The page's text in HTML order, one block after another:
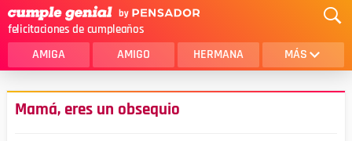
felicitaciones de cumpleaños
AMIGA AMIGO HERMANA MÁS
MAMA
AMOR
Mamá, eres un obsequio